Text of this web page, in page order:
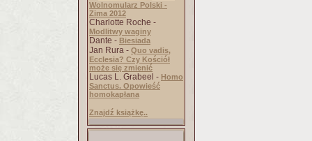
Wolnomularz Polski -
Zima 2012
Charlotte Roche -
Modlitwy waginy
Dante - Biesiada
Jan Rura - Quo vadis,
Ecclesia? Czy Kościół
może się zmienić
Lucas L. Grabeel - Homo
Sanctus. Opowieść
homokapłana
Znajdź książkę..